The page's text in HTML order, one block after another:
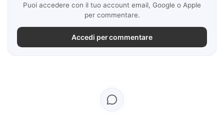
Puoi accedere con il tuo account email, Google o Apple
per commentare.
Accedi per commentare